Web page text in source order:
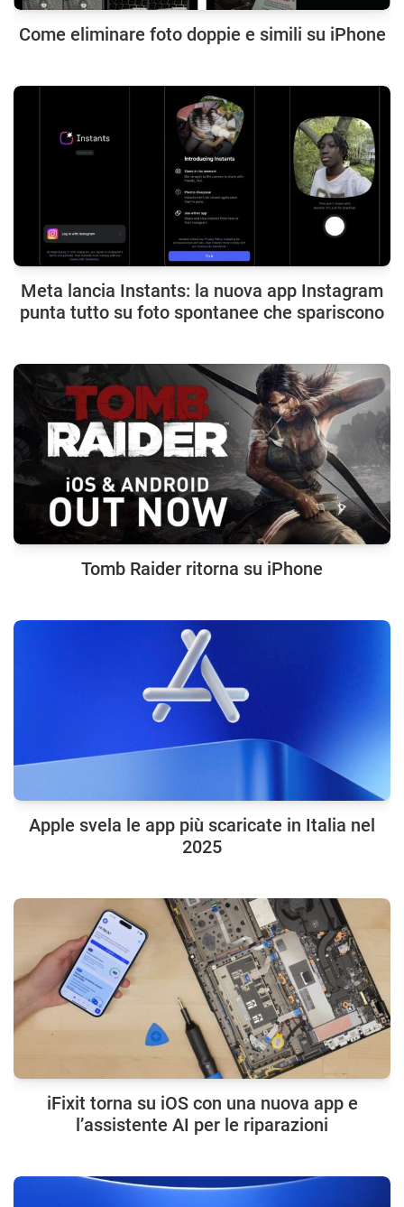
Come eliminare foto doppie e simili su iPhone
Meta lancia Instants: la nuova app Instagram
punta tutto su foto spontanee che spariscono
Tomb Raider ritorna su iPhone
Apple svela le app più scaricate in Italia nel
2025
iFixit torna su iOS con una nuova app e
l’assistente AI per le riparazioni